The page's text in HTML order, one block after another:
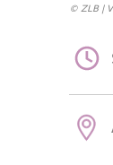
© ZLB |